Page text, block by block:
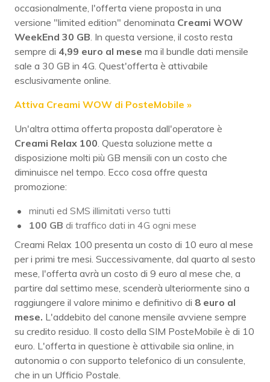
occasionalmente, l'offerta viene proposta in una
versione "limited edition" denominata Creami WOW
WeekEnd 30 GB . In questa versione, il costo resta
sempre di 4,99 euro al mese ma il bundle dati mensile
sale a 30 GB in 4G. Quest'offerta è attivabile
esclusivamente online.
Attiva Creami WOW di PosteMobile »
Un'altra ottima offerta proposta dall'operatore è
Creami Relax 100 . Questa soluzione mette a
disposizione molti più GB mensili con un costo che
diminuisce nel tempo. Ecco cosa offre questa
promozione:
minuti ed SMS illimitati verso tutti
100 GB di traffico dati in 4G ogni mese
Creami Relax 100 presenta un costo di 10 euro al mese
per i primi tre mesi. Successivamente, dal quarto al sesto
mese, l'offerta avrà un costo di 9 euro al mese che, a
partire dal settimo mese, scenderà ulteriormente sino a
raggiungere il valore minimo e definitivo di 8 euro al
mese. L'addebito del canone mensile avviene sempre
su credito residuo. Il costo della SIM PosteMobile è di 10
euro. L'offerta in questione è attivabile sia online, in
autonomia o con supporto telefonico di un consulente,
che in un Ufficio Postale.